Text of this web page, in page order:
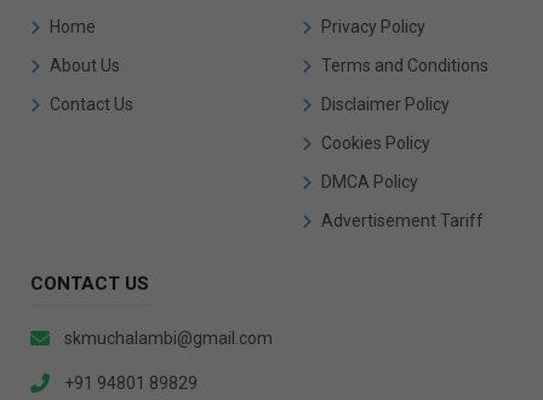
Home
About Us
Contact Us
Privacy Policy
Terms and Conditions
Disclaimer Policy
Cookies Policy
DMCA Policy
Advertisement Tariff
CONTACT US
skmuchalambi@gmail.com
+91 94801 89829